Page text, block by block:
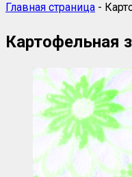
Главная страница -
Картофельная